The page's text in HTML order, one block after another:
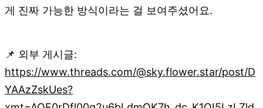
게 진짜 가능한 방식이라는 걸 보여주셨어요.
📌 외부 게시글:
https://www.threads.com/@sky.flower.star/post/D
YAAzZskUes?